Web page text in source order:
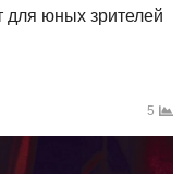
для юных зрителей
5